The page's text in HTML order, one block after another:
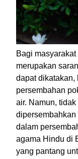
Bagi
merupakan
dapat dikatakan,
persembahan
air. Namun,
dalam
agama Hindu di
yang pantang